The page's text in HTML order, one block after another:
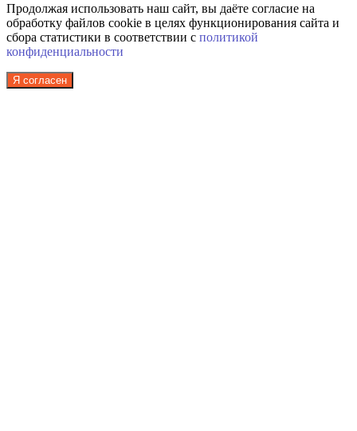
Продолжая использовать наш сайт, вы даёте согласие на
обработку файлов cookie в целях функционирования сайта и
сбора статистики в соответствии с политикой
конфиденциальности
Я согласен